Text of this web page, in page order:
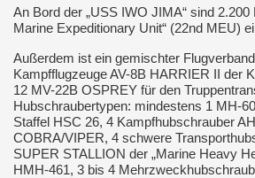
An Bord der „USS IWO JIMA“ sind 2.200
Marine Expeditionary Unit“ (22nd MEU)
Außerdem ist ein gemischter
Kampfflugzeuge AV-8B HARRIER II der
12 MV-22B OSPREY für den
Hubschraubertypen: mindestens 1 MH-
Staffel HSC 26, 4 Kampfhubschrauber
COBRA/VIPER, 4 schwere
SUPER STALLION der „Marine Heavy
HMH-461, 3 bis 4